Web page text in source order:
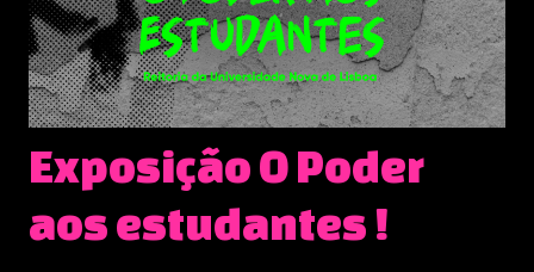
Exposição O Poder
aos estudantes !